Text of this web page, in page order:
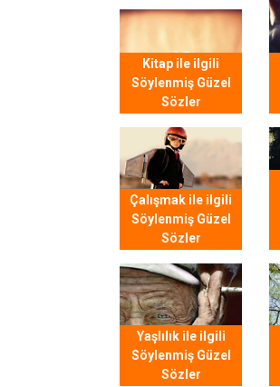
Kitap ile ilgili
Söylenmiş Güzel
Sözler
Çalışmak ile ilgili
Söylenmiş Güzel
Sözler
Yaşlılık ile ilgili
Söylenmiş Güzel
Sözler